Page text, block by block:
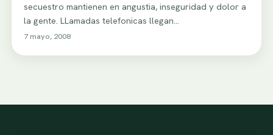
secuestro mantienen en angustia, inseguridad y dolor a
la gente. LLamadas telefonicas llegan…
7 mayo, 2008